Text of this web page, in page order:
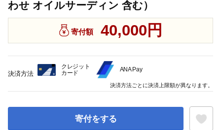
わせ オイルサーディン 含む）
寄付額 40,000円
寄付をする
決済方法
クレジット
カード
ANA Pay
決済方法ごとに決済上限額が異なります。